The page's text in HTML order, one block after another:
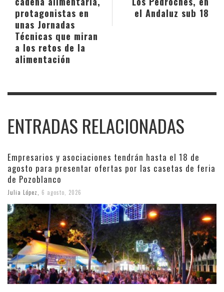
el Andaluz sub 18
protagonistas en
unas Jornadas
Técnicas que miran
a los retos de la
alimentación
ENTRADAS RELACIONADAS
Empresarios y asociaciones tendrán hasta el 18 de
agosto para presentar ofertas por las casetas de feria
de Pozoblanco
Julia López 6 agosto, 2026